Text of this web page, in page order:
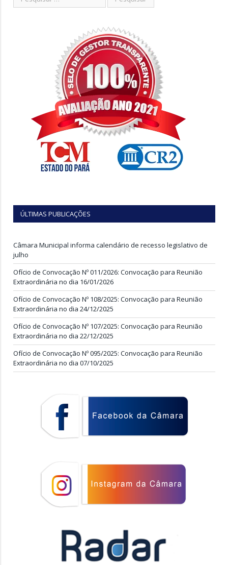
ÚLTIMAS PUBLICAÇÕES
Câmara Municipal informa calendário de recesso legislativo de
julho
Ofício de Convocação Nº 011/2026: Convocação para Reunião
Extraordinária no dia 16/01/2026
Ofício de Convocação Nº 108/2025: Convocação para Reunião
Extraordinária no dia 24/12/2025
Ofício de Convocação Nº 107/2025: Convocação para Reunião
Extraordinária no dia 22/12/2025
Ofício de Convocação Nº 095/2025: Convocação para Reunião
Extraordinária no dia 07/10/2025